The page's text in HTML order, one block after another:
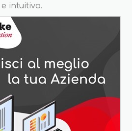
e intuitivo.